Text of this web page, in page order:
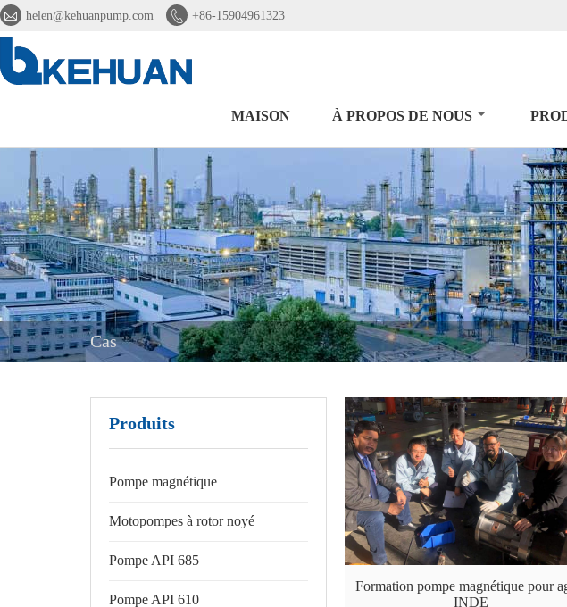
 helen@kehuanpump.com  +86-15904961323
MAISON À PROPOS DE NOUS
Cas
Produits
Pompe magnétique
Motopompes à rotor noyé
Pompe API 685
Pompe API 610
Formation pompe magnétique pour
INDE